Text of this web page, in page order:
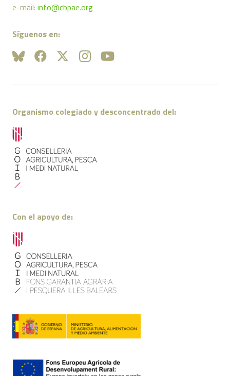
e-mail: info@cbpae.org
Síguenos en:
Organismo colegiado y desconcentrado del:
Con el apoyo de: